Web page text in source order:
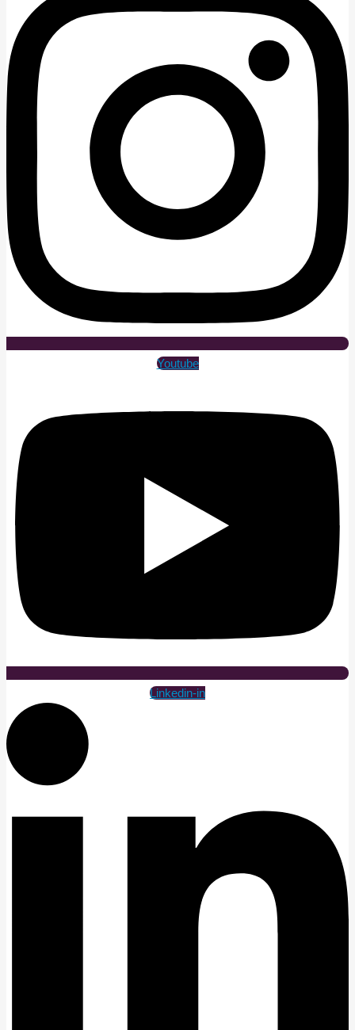
Youtube
Linkedin-in